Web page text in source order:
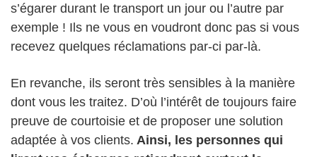
s’égarer durant le transport un jour ou l’autre par
exemple ! Ils ne vous en voudront donc pas si vous
recevez quelques réclamations par-ci par-là.
En revanche, ils seront très sensibles à la manière
dont vous les traitez. D’où l’intérêt de toujours faire
preuve de courtoisie et de proposer une solution
adaptée à vos clients. Ainsi, les personnes qui